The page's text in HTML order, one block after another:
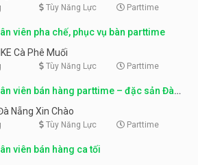
Tùy Năng Lực Parttime
viên pha chế, phục vụ bàn parttime
Cà Phê Muối
Tùy Năng Lực Parttime
viên bán hàng parttime – đặc sản Đà
Nẵng Xin Chào
Tùy Năng Lực Parttime
viên bán hàng ca tối